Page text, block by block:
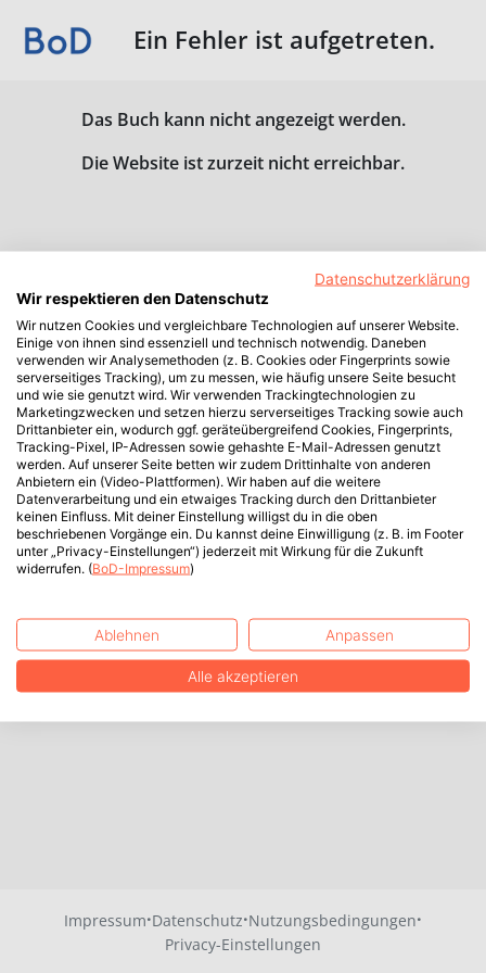
Ein Fehler ist aufgetreten.
Das Buch kann nicht angezeigt werden.
Die Website ist zurzeit nicht erreichbar.
Impressum·Datenschutz·Nutzungsbedingungen·
Privacy-Einstellungen
Datenschutzerklärung
Wir respektieren den Datenschutz
Wir nutzen Cookies und vergleichbare Technologien auf unserer Website.
Einige von ihnen sind essenziell und technisch notwendig. Daneben
verwenden wir Analysemethoden (z. B. Cookies oder Fingerprints sowie
serverseitiges Tracking), um zu messen, wie häufig unsere Seite besucht
und wie sie genutzt wird. Wir verwenden Trackingtechnologien zu
Marketingzwecken und setzen hierzu serverseitiges Tracking sowie auch
Drittanbieter ein, wodurch ggf. geräteübergreifend Cookies, Fingerprints,
Tracking-Pixel, IP-Adressen sowie gehashte E-Mail-Adressen genutzt
werden. Auf unserer Seite betten wir zudem Drittinhalte von anderen
Anbietern ein (Video-Plattformen). Wir haben auf die weitere
Datenverarbeitung und ein etwaiges Tracking durch den Drittanbieter
keinen Einfluss. Mit deiner Einstellung willigst du in die oben
beschriebenen Vorgänge ein. Du kannst deine Einwilligung (z. B. im Footer
unter „Privacy-Einstellungen“) jederzeit mit Wirkung für die Zukunft
widerrufen. (BoD-Impressum)
Ablehnen Anpassen
Alle akzeptieren